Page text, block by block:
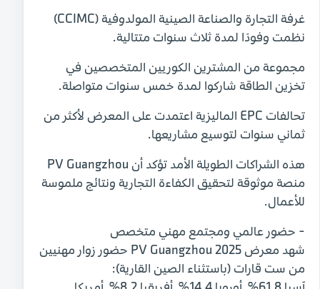
غرفة التجارة والصناعة الصينية المولدوفية (CCIMC)
نظمت وفودًا لمدة ثلاث سنوات متتالية.
مجموعة من المشترين الكوريين المتخصصين في
تخزين الطاقة شاركوا لمدة خمس سنوات متواصلة.
تحالفات EPC الماليزية اعتمدت على المعرض لأكثر من
ثماني سنوات لتوسيع مشاريعها.
هذه الشراكات الطويلة الأمد تؤكد أن PV Guangzhou
منصة موثوقة لتحقيق الكفاءة التجارية ونتائج ملموسة
للأعمال.
- حضور عالمي ومجتمع مهني متخصص
شهد معرض PV Guangzhou 2025 حضور زوار مهنيين
من ست قارات (باستثناء الصين القارية):